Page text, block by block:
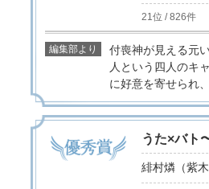
21位 / 826件
編集部より
付喪神が見える元
人という四人のキ
に好意を寄せられ
うた×バト
緋村燐（紫木